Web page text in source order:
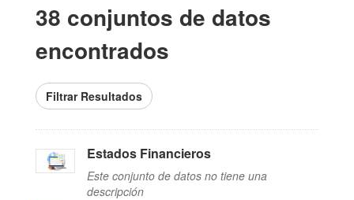
38 conjuntos de datos
encontrados
Filtrar Resultados
Estados Financieros
Este conjunto de datos no tiene una
descripción